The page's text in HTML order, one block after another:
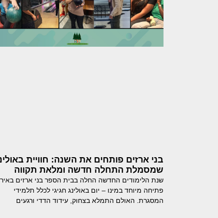
בני ארזים פותחים את השנה: חוויית
שמסמלת התחלה חדשה ומלאת תקווה
שנת הלימודים החדשה החלה בבית הספר בני ארזים
פתיחה מיוחד במינו – יום באולינג חגיגי לכלל תלמידי
המסגרת. האולם התמלא בצחוק, עידוד הדדי ורגעים